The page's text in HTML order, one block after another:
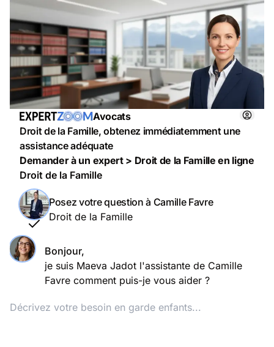
Avocats
Droit de la Famille, obtenez immédiatemment une
assistance adéquate
Demander à un expert > Droit de la Famille en ligne
Droit de la Famille
Posez votre question à Camille Favre
Droit de la Famille
Bonjour,
je suis Maeva Jadot l'assistante de Camille
Favre comment puis-je vous aider ?